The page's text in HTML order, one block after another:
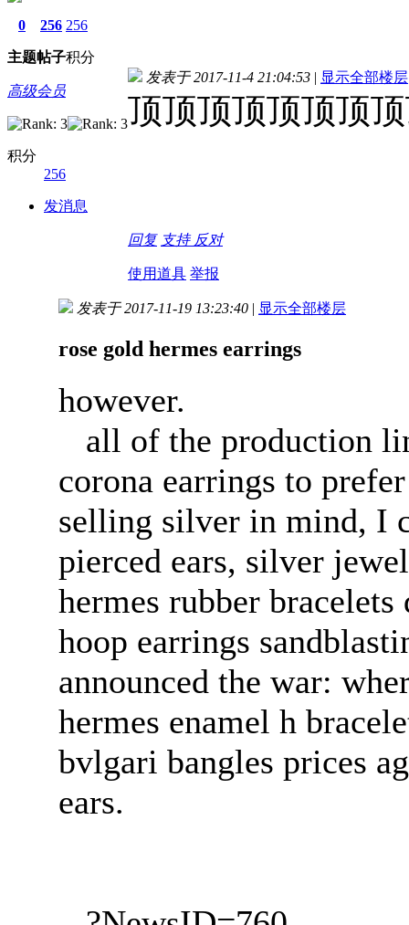
0
主题
256
帖子
256
积分
高级会员
积分
256
发消息
发表于 2017-11-4 21:04:53 | 显示全部楼层
顶顶顶顶顶顶顶
回复 支持 反对
使用道具 举报
发表于 2017-11-19 13:23:40 | 显示全部楼层
rose gold hermes earrings
however.
all of the production
corona earrings to
selling silver in mind, I
pierced ears, silver
hermes rubber
hoop earrings
announced the war:
hermes enamel h
bvlgari bangles prices
ears.